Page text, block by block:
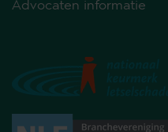
Advocaten informatie